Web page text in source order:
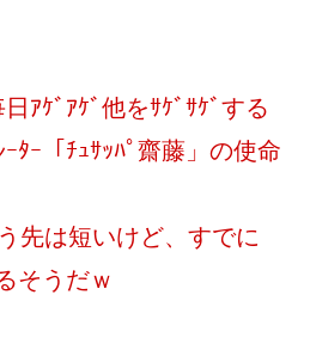
ｱｹﾞｱｹﾞ他をｻｹﾞｻｹﾞする
ﾀｰ「ﾁｭｻｯﾊﾟ齋藤」の使命
先は短いけど、すでに
そうだｗ